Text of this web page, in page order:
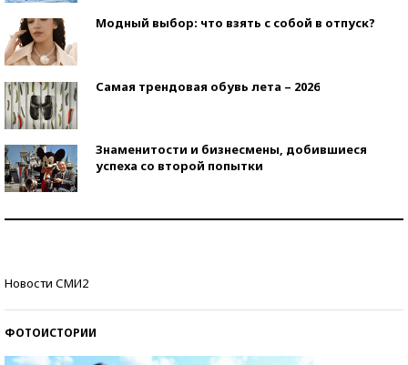
Модный выбор: что взять с собой в отпуск?
Самая трендовая обувь лета – 2026
Знаменитости и бизнесмены, добившиеся
успеха со второй попытки
Новости СМИ2
ФОТОИСТОРИИ